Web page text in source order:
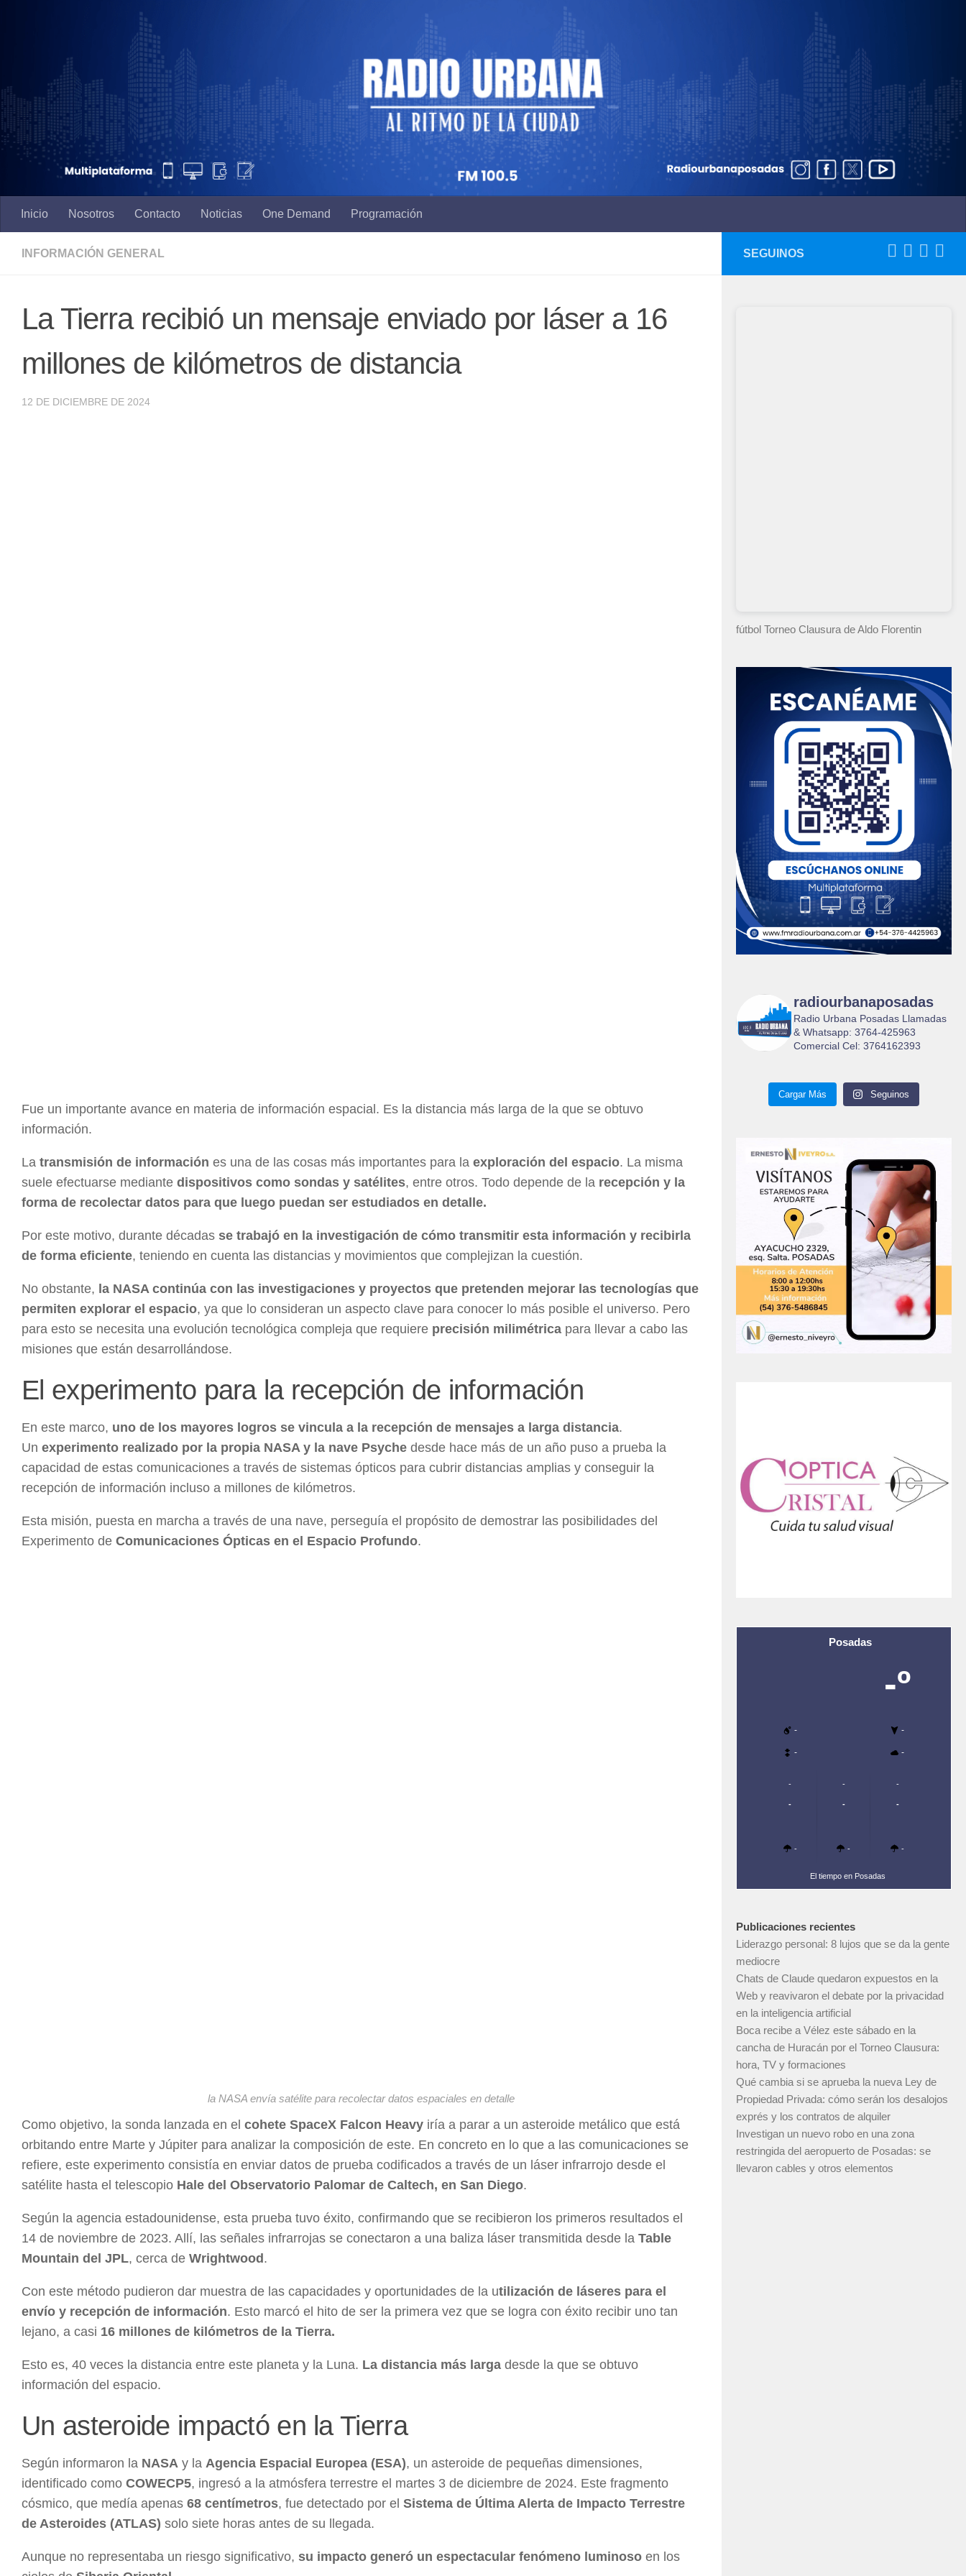
Inicio Nosotros Contacto Noticias One Demand Programación
INFORMACIÓN GENERAL
La Tierra recibió un mensaje enviado por láser a 16
millones de kilómetros de distancia
12 DE DICIEMBRE DE 2024
Fue un importante avance en materia de información espacial. Es la distancia más larga de la que se obtuvo
información.
La transmisión de información es una de las cosas más importantes para la exploración del espacio. La misma
suele efectuarse mediante dispositivos como sondas y satélites, entre otros. Todo depende de la recepción y la
forma de recolectar datos para que luego puedan ser estudiados en detalle.
Por este motivo, durante décadas se trabajó en la investigación de cómo transmitir esta información y recibirla
de forma eficiente, teniendo en cuenta las distancias y movimientos que complejizan la cuestión.
No obstante, la NASA continúa con las investigaciones y proyectos que pretenden mejorar las tecnologías que
permiten explorar el espacio, ya que lo consideran un aspecto clave para conocer lo más posible el universo. Pero
para esto se necesita una evolución tecnológica compleja que requiere precisión milimétrica para llevar a cabo las
misiones que están desarrollándose.
El experimento para la recepción de información
En este marco, uno de los mayores logros se vincula a la recepción de mensajes a larga distancia.
Un experimento realizado por la propia NASA y la nave Psyche desde hace más de un año puso a prueba la
capacidad de estas comunicaciones a través de sistemas ópticos para cubrir distancias amplias y conseguir la
recepción de información incluso a millones de kilómetros.
Esta misión, puesta en marcha a través de una nave, perseguía el propósito de demostrar las posibilidades del
Experimento de Comunicaciones Ópticas en el Espacio Profundo.
la NASA envía satélite para recolectar datos espaciales en detalle
Como objetivo, la sonda lanzada en el cohete SpaceX Falcon Heavy iría a parar a un asteroide metálico que está
orbitando entre Marte y Júpiter para analizar la composición de este. En concreto en lo que a las comunicaciones se
refiere, este experimento consistía en enviar datos de prueba codificados a través de un láser infrarrojo desde el
satélite hasta el telescopio Hale del Observatorio Palomar de Caltech, en San Diego.
Según la agencia estadounidense, esta prueba tuvo éxito, confirmando que se recibieron los primeros resultados el
14 de noviembre de 2023. Allí, las señales infrarrojas se conectaron a una baliza láser transmitida desde la Table
Mountain del JPL, cerca de Wrightwood.
Con este método pudieron dar muestra de las capacidades y oportunidades de la utilización de láseres para el
envío y recepción de información. Esto marcó el hito de ser la primera vez que se logra con éxito recibir uno tan
lejano, a casi 16 millones de kilómetros de la Tierra.
Esto es, 40 veces la distancia entre este planeta y la Luna. La distancia más larga desde la que se obtuvo
información del espacio.
Un asteroide impactó en la Tierra
Según informaron la NASA y la Agencia Espacial Europea (ESA), un asteroide de pequeñas dimensiones,
identificado como COWECP5, ingresó a la atmósfera terrestre el martes 3 de diciembre de 2024. Este fragmento
cósmico, que medía apenas 68 centímetros, fue detectado por el Sistema de Última Alerta de Impacto Terrestre
de Asteroides (ATLAS) solo siete horas antes de su llegada.
Aunque no representaba un riesgo significativo, su impacto generó un espectacular fenómeno luminoso en los
SEGUINOS
fútbol Torneo Clausurade Aldo Florentin
radiourbanaposadas
Radio Urbana Posadas Llamadas
& Whatsapp: 3764-425963
Comercial Cel: 3764162393
Cargar Más Seguinos
Posadas
-º
- -
- -
-
-
-
-
-
-
-
-
-
El tiempo en Posadas
Publicaciones recientes
Liderazgo personal: 8 lujos que se da la gente
mediocre
Chats de Claude quedaron expuestos en la
Web y reavivaron el debate por la privacidad
en la inteligencia artificial
Boca recibe a Vélez este sábado en la
cancha de Huracán por el Torneo Clausura:
hora, TV y formaciones
Qué cambia si se aprueba la nueva Ley de
Propiedad Privada: cómo serán los desalojos
exprés y los contratos de alquiler
Investigan un nuevo robo en una zona
restringida del aeropuerto de Posadas: se
llevaron cables y otros elementos